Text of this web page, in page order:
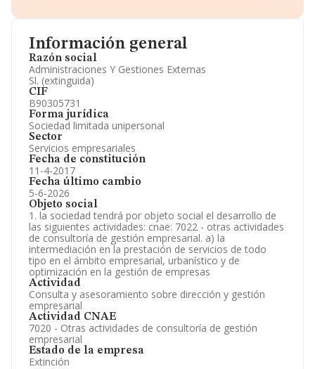
Información general
Razón social
Administraciones Y Gestiones Externas
Sl. (extinguida)
CIF
B90305731
Forma jurídica
Sociedad limitada unipersonal
Sector
Servicios empresariales
Fecha de constitución
11-4-2017
Fecha último cambio
5-6-2026
Objeto social
1. la sociedad tendrá por objeto social el desarrollo de
las siguientes actividades: cnae: 7022 - otras actividades
de consultoría de gestión empresarial. a) la
intermediación en la prestación de servicios de todo
tipo en el ámbito empresarial, urbanístico y de
optimización en la gestión de empresas
Actividad
Consulta y asesoramiento sobre dirección y gestión
empresarial
Actividad CNAE
7020 - Otras actividades de consultoría de gestión
empresarial
Estado de la empresa
Extinción
Accionistas.
Participaciones y Vinculaciones en otras empresas.
Artículos de prensa publicados sobre la empresa.
Información oficial y registral complementaria.